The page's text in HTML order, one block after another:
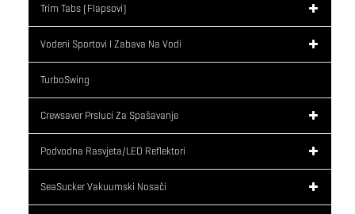
Trim Tabs (flapsovi)
Vodeni Sportovi I Zabava Na Vodi
TurboSwing
Crewsaver Prsluci Za Spašavanje
Podvodna Rasvjeta/LED Reflektori
SeaSucker Vakuumski Nosači